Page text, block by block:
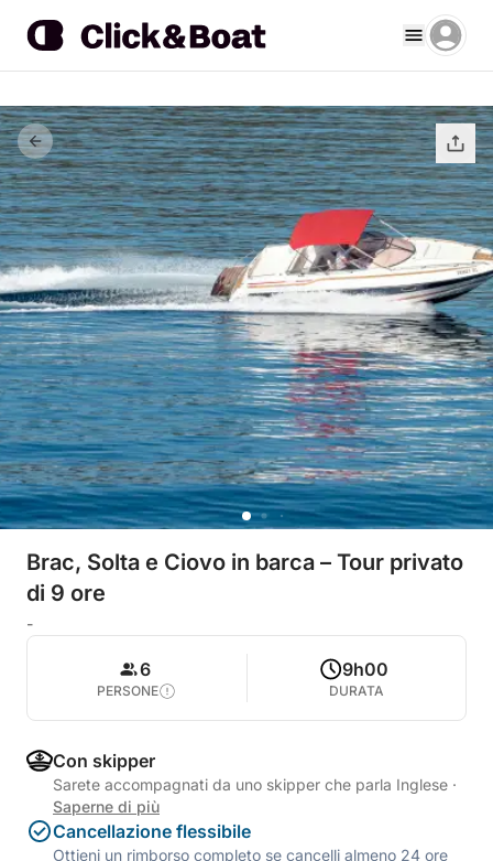
Brac, Solta e Ciovo in barca – Tour privato
di 9 ore
-
6
PERSONE
9h00
DURATA
Con skipper
Sarete accompagnati da uno skipper che parla Inglese ·
Saperne di più
Cancellazione flessibile
Ottieni un rimborso completo se cancelli almeno 24 ore